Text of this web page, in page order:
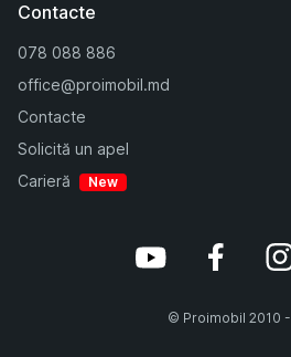
Contacte
078 088 886
office@proimobil.md
Contacte
Solicită un apel
Carieră
New
© Proimobil 2010 -